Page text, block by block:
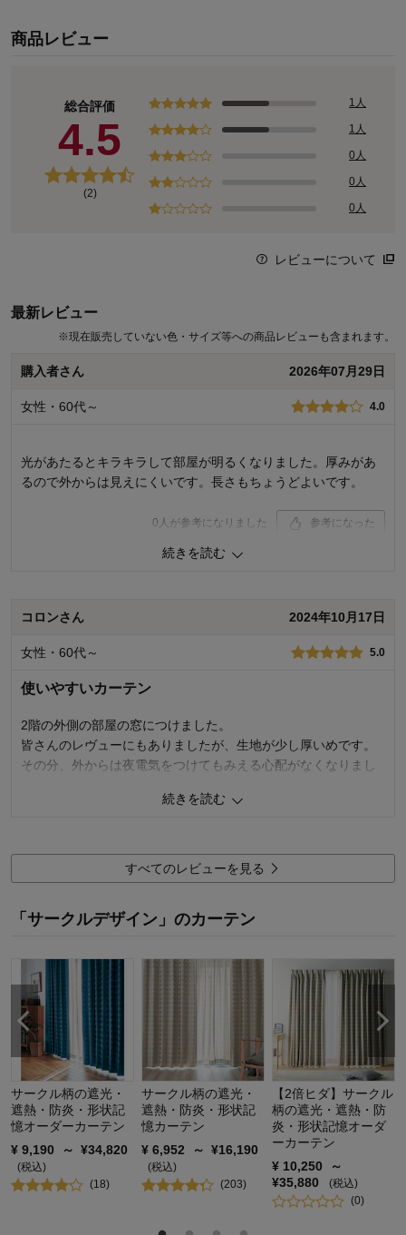
商品レビュー
総合評価
4.5
(2)
1人
1人
0人
0人
0人
レビューについて
最新レビュー
※現在販売していない色・サイズ等への商品レビューも含まれます。
購入者さん 2026年07月29日
女性・60代～ 4.0
光があたるとキラキラして部屋が明るくなりました。厚みがあ
るので外からは見えにくいです。長さもちょうどよいです。
0 人が参考になりました 参考になった
約150×213×2枚▲（受注生産のため返
購入のきっかけ：
続きを読む
コロンさん 2024年10月17日
女性・60代～ 5.0
使いやすいカーテン
2階の外側の部屋の窓につけました。
皆さんのレヴューにもありましたが、生地が少し厚いめです。
その分、外からは夜電気をつけてもみえる心配がなくなりまし
地なので仕方ないと思います。
夏は少し熱く感じるかもしれませんが、一年中対応できるた思
っています。
す。
0 人が参考になりました
4.0
使用感・使いやすさ
5.0
デザイン・色
5.0
購入商品：
約100×143×2枚▲（受注生産のため返
品不可）
使用場所： その他
購入のきっかけ：
買い替え、ネットで見つけて
商品を使う人：
自分
続きを読む
すべてのレビューを見る
「サークルデザイン」のカーテン
サークル柄の遮光・
遮熱・防炎・形状記
憶オーダーカーテン
¥ 9,190 ～ ¥34,820
(税込)
(18)
サークル柄の遮光・
遮熱・防炎・形状記
憶カーテン
¥ 6,952 ～ ¥16,190
(税込)
(203)
【2倍ヒダ】サークル
柄の遮光・遮熱・防
炎・形状記憶オーダ
ーカーテン
¥ 10,250
～
¥35,880
(税込)
(0)